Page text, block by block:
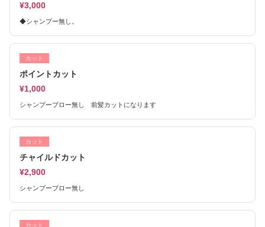
¥3,000
◆シャンプー無し。
カット
ポイントカット
¥1,000
シャンプーブロー無し 前髪カットになります
カット
チャイルドカット
¥2,900
シャンプーブロー無し
カット